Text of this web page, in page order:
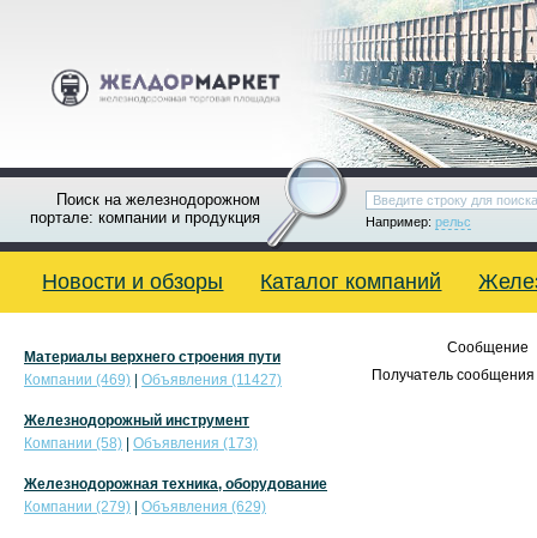
Поиск на железнодорожном
портале: компании и продукция
Например: рельс
Новости и обзоры Каталог компаний
Сообщение
Получатель сообщения
Материалы верхнего строения пути
Компании (469)
Объявления (11427)
Железнодорожный инструмент
Компании (58)
Объявления (173)
Железнодорожная техника, оборудование
Компании (279)
Объявления (629)